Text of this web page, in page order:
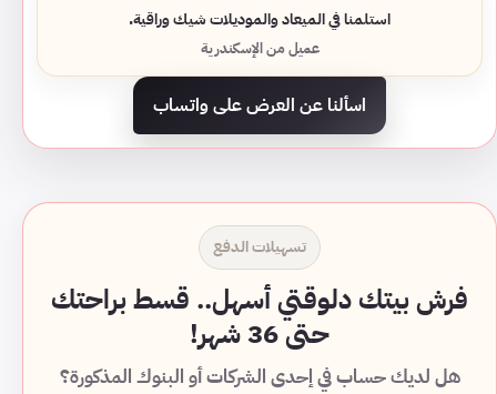
استلمنا في الميعاد والموديلات شيك وراقية.
عميل من الإسكندرية
اسألنا عن العرض على واتساب
تسهيلات الدفع
فرش بيتك دلوقتي أسهل.. قسط براحتك
حتى 36 شهر!
هل لديك حساب في إحدى الشركات أو البنوك المذكورة؟